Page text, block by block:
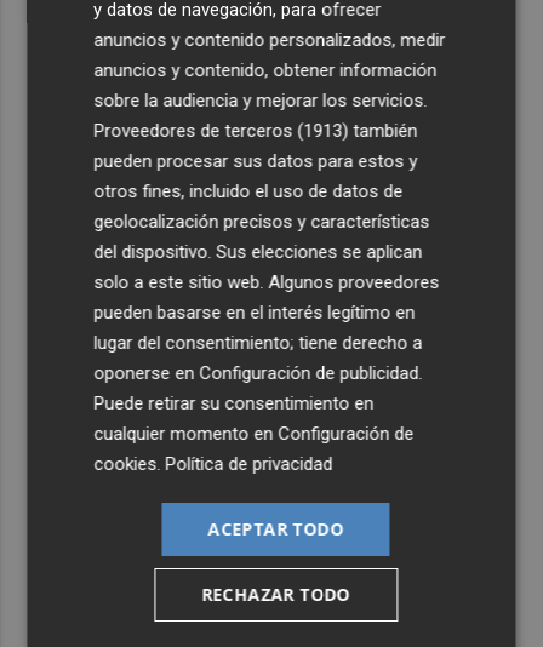
y datos de navegación, para ofrecer
anuncios y contenido personalizados, medir
anuncios y contenido, obtener información
sobre la audiencia y mejorar los servicios.
Proveedores de terceros (1913) también
pueden procesar sus datos para estos y
otros fines, incluido el uso de datos de
geolocalización precisos y características
del dispositivo. Sus elecciones se aplican
solo a este sitio web. Algunos proveedores
pueden basarse en el interés legítimo en
lugar del consentimiento; tiene derecho a
oponerse enConfiguración de publicidad
Puede retirar su consentimiento en
cualquier momento enConfiguración de
cookies .Política de privacidad
ACEPTAR TODO
RECHAZAR TODO